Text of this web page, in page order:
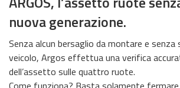
nuova generazione.
Senza alcun bersaglio da montare e senza
veicolo, Argos effettua una verifica
dell’assetto sulle quattro ruote.